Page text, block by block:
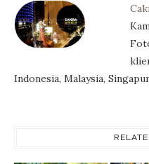
Indonesia, Malaysia,